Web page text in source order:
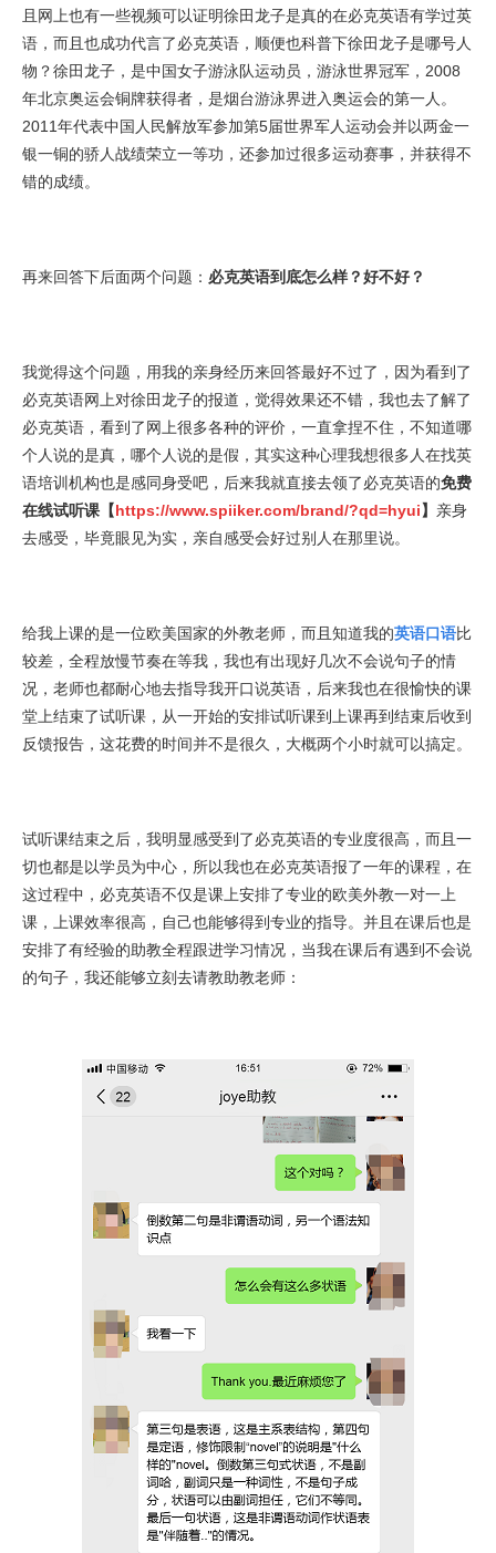
且网上也有一些视频可以证明徐田龙子是真的在必克英语有学过英
语，而且也成功代言了必克英语，顺便也科普下徐田龙子是哪号人
物？徐田龙子，是中国女子游泳队运动员，游泳世界冠军，2008
年北京奥运会铜牌获得者，是烟台游泳界进入奥运会的第一人。
2011年代表中国人民解放军参加第5届世界军人运动会并以两金一
银一铜的骄人战绩荣立一等功，还参加过很多运动赛事，并获得不
错的成绩。
再来回答下后面两个问题： 必克英语到底怎么样？好不好？
我觉得这个问题，用我的亲身经历来回答最好不过了，因为看到了
必克英语网上对徐田龙子的报道，觉得效果还不错，我也去了解了
必克英语，看到了网上很多各种的评价，一直拿捏不住，不知道哪
个人说的是真，哪个人说的是假，其实这种心理我想很多人在找英
语培训机构也是感同身受吧，后来我就直接去领了必克英语的免费
在线试听课【https://www.spiiker.com/brand/?qd=hyui】 亲身
去感受，毕竟眼见为实，亲自感受会好过别人在那里说。
给我上课的是一位欧美国家的外教老师，而且知道我的英语口语比
较差，全程放慢节奏在等我，我也有出现好几次不会说句子的情
况，老师也都耐心地去指导我开口说英语，后来我也在很愉快的课
堂上结束了试听课，从一开始的安排试听课到上课再到结束后收到
反馈报告，这花费的时间并不是很久，大概两个小时就可以搞定。
试听课结束之后，我明显感受到了必克英语的专业度很高，而且一
切也都是以学员为中心，所以我也在必克英语报了一年的课程，在
这过程中，必克英语不仅是课上安排了专业的欧美外教一对一上
课，上课效率很高，自己也能够得到专业的指导。并且在课后也是
安排了有经验的助教全程跟进学习情况，当我在课后有遇到不会说
的句子，我还能够立刻去请教助教老师：